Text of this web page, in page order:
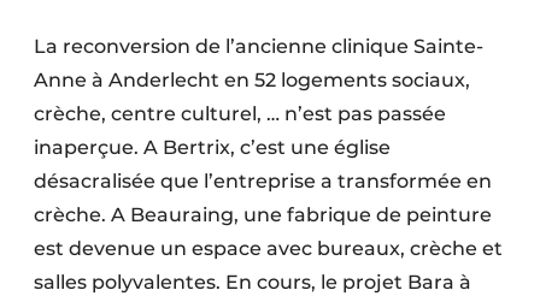
La reconversion de l’ancienne cli­nique Sainte-
Anne à Anderlecht en 52 logements sociaux,
crèche, centre culturel, … n’est pas passée
inaperçue. A Bertrix, c’est une église
désacralisée que l’entreprise a transformée en
crèche. A Beauraing, une fabrique de peinture
est devenue un espace avec bureaux, crèche et
salles polyvalentes. En cours, le projet Bara à